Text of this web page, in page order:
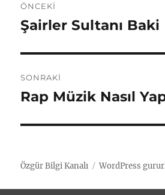
a
g
e
i
ÖNCEKI
Ö
c
e
k
y
z
:
Şairler Sultanı Baki
SONRAKI
S
n
a
Rap Müzik Nasıl
Özgür Bilgi Kanalı WordPress